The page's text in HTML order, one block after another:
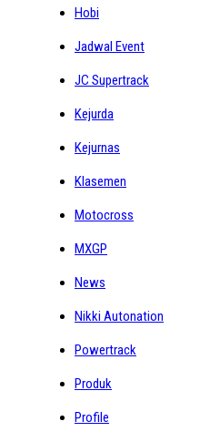
Hobi
Jadwal Event
JC Supertrack
Kejurda
Kejurnas
Klasemen
Motocross
MXGP
News
Nikki Autonation
Powertrack
Produk
Profile